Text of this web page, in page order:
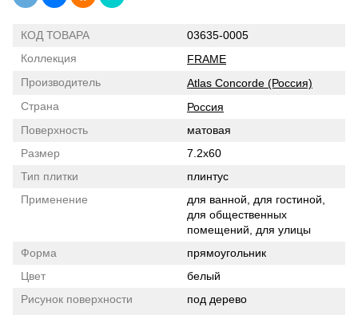
КОД ТОВАРА
03635-0005
Коллекция
FRAME
Производитель
Atlas Concorde (Россия)
Страна
Россия
Поверхность
матовая
Размер
7.2x60
Тип плитки
плинтус
Применение
для ванной, для гостиной,
для общественных
помещений, для улицы
Форма
прямоугольник
Цвет
белый
Рисунок поверхности
под дерево